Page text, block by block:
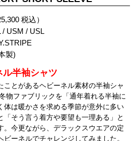
税込）
/ USM / USL
製)
半袖シャツ
ことがあるヘビーネル素材の半袖シャ
物ファブリックを「通年着れる半袖に
体は暖かさを求める季節が意外に多い
「そう言う着方や要望も一理ある」と
。今更ながら、デラックスウエアの定
ーネルでチャレンジしてみました。